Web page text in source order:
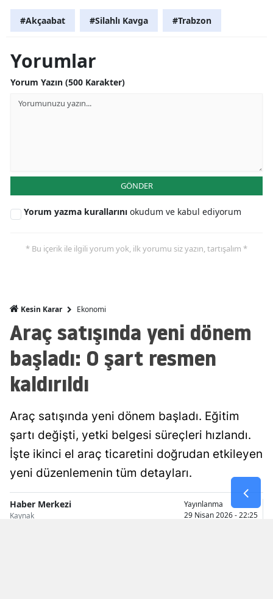
Hatay
Kayseri
Kırklareli
Kırşehir
Malatya
Manisa
Mardin
Muğla
Muş
Nevşehir
Niğde
#Akçaabat #Silahlı Kavga #Trabzon
Yorumlar
Yorum Yazın (500 Karakter)
GÖNDER
Yorum yazma kurallarını okudum ve kabul ediyorum
* Bu içerik ile ilgili yorum yok, ilk yorumu siz yazın, tartışalım *
Kesin Karar Ekonomi
Araç satışında yeni dönem
başladı: O şart resmen
kaldırıldı
Araç satışında yeni dönem başladı. Eğitim
şartı değişti, yetki belgesi süreçleri hızlandı.
İşte ikinci el araç ticaretini doğrudan etkileyen
yeni düzenlemenin tüm detayları.
Haber Merkezi
Kaynak
Yayınlanma
29 Nisan 2026 - 22:25